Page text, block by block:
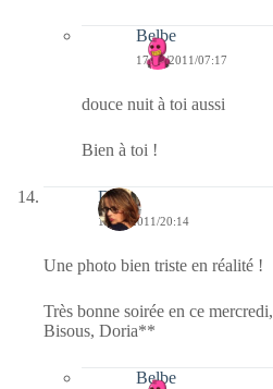
Belbe
17/02/2011/07:17
douce nuit à toi aussi
Bien à toi !
Doria
16/02/2011/20:14
Une photo bien triste en réalité !
Très bonne soirée en ce mercredi,
Bisous, Doria**
Belbe